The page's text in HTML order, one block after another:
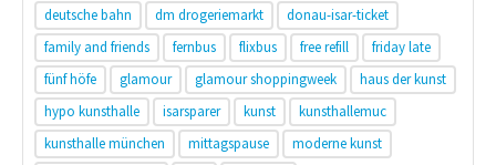
deutsche bahn
dm drogeriemarkt
donau-isar-ticket
family and friends
fernbus flixbus free refill
friday late
fünf höfe
glamour glamour shoppingweek
haus der kunst
hypo kunsthalle
isarsparer kunst
kunsthallemuc
kunsthalle münchen
mittagspause
moderne kunst